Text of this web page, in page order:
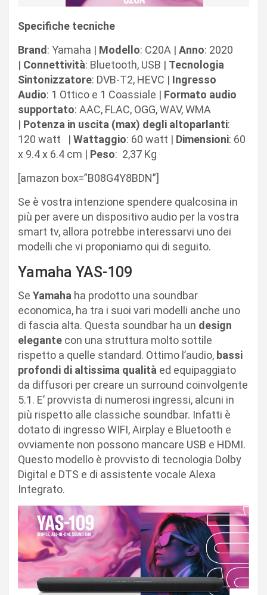
Specifiche tecniche
Brand : Yamaha | Modello: C20A | Anno: 2020
| Connettività: Bluetooth, USB | Tecnologia
Sintonizzatore: DVB-T2, HEVC | Ingresso
Audio: 1 Ottico e 1 Coassiale | Formato audio
supportato: AAC, FLAC, OGG, WAV, WMA
| Potenza in uscita (max) degli altoparlanti:
120 watt | Wattaggio: 60 watt | Dimensioni: ‎60
x 9.4 x 6.4 cm | Peso: 2,37 Kg
[amazon box=”B08G4Y8BDN”]
Se è vostra intenzione spendere qualcosina in
più per avere un dispositivo audio per la vostra
smart tv, allora potrebbe interessarvi uno dei
modelli che vi proponiamo qui di seguito.
Yamaha YAS-109
Se Yamaha ha prodotto una soundbar
economica, ha tra i suoi vari modelli anche uno
di fascia alta. Questa soundbar ha un design
elegante con una struttura molto sottile
rispetto a quelle standard. Ottimo l’audio, bassi
profondi di altissima qualità ed equipaggiato
da diffusori per creare un surround coinvolgente
5.1. E’ provvista di numerosi ingressi, alcuni in
più rispetto alle classiche soundbar. Infatti è
dotato di ingresso WIFI, Airplay e Bluetooth e
ovviamente non possono mancare USB e HDMI.
Questo modello è provvisto di tecnologia Dolby
Digital e DTS e di assistente vocale Alexa
Integrato.